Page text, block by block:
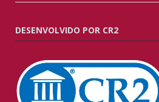
DESENVOLVIDO POR CR2